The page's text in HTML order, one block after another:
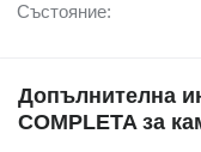
Състояние:
Допълнителна
COMPLETA за